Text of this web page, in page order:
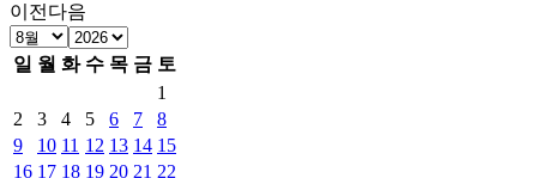
이전다음
일 월 화 수 목 금 토
1
2
3 4 5 6 7
8
9
10 11 12 13 14 15
16 17 18 19 20 21 22